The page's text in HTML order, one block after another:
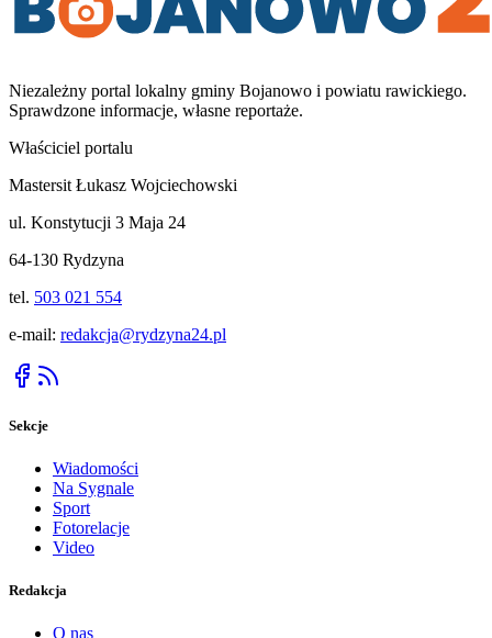
Niezależny portal lokalny gminy Bojanowo i powiatu rawickiego.
Sprawdzone informacje, własne reportaże.
Właściciel portalu
Mastersit Łukasz Wojciechowski
ul. Konstytucji 3 Maja 24
64-130 Rydzyna
tel. 503 021 554
e-mail: redakcja@rydzyna24.pl
Sekcje
Wiadomości
Na Sygnale
Sport
Fotorelacje
Video
Redakcja
O nas